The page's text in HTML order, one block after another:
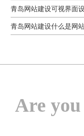
青岛网站建设可视界面
青岛网站建设什么是网
Are